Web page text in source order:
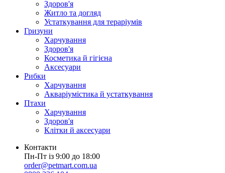
Здоров'я
Житло та догляд
Устаткування для тераріумів
Гризуни
Харчування
Здоров'я
Косметика й гігієна
Аксесуари
Рибки
Харчування
Акваріумістика й устаткування
Птахи
Харчування
Здоров'я
Клітки й аксесуари
Контакти
Пн-Пт із 9:00 до 18:00
order@petmart.com.ua